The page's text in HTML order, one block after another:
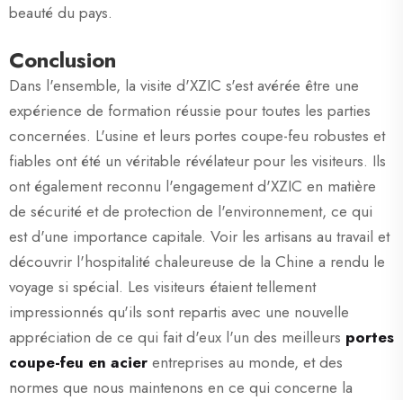
beauté du pays.
Conclusion
Dans l'ensemble, la visite d'XZIC s'est avérée être une
expérience de formation réussie pour toutes les parties
concernées. L'usine et leurs portes coupe-feu robustes et
fiables ont été un véritable révélateur pour les visiteurs. Ils
ont également reconnu l'engagement d'XZIC en matière
de sécurité et de protection de l'environnement, ce qui
est d'une importance capitale. Voir les artisans au travail et
découvrir l'hospitalité chaleureuse de la Chine a rendu le
voyage si spécial. Les visiteurs étaient tellement
impressionnés qu'ils sont repartis avec une nouvelle
appréciation de ce qui fait d'eux l'un des meilleurs portes
coupe-feu en acier entreprises au monde, et des
normes que nous maintenons en ce qui concerne la